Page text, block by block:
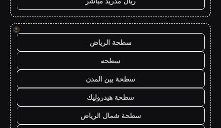
!
سطحة الرياض
سطحه
سطحة بين المدن
سطحة هيدروليك
سطحة شمال الرياض